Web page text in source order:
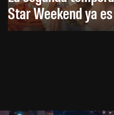
Star Weekend ya